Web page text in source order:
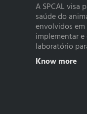
A SPCAL visa
saúde do
envolvidos
implementar
laboratório
Know more